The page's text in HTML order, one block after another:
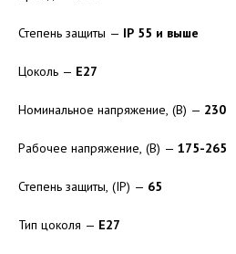
Степень защиты — IP 55 и выше
Цоколь — Е27
Номинальное напряжение, (В) — 230
Рабочее напряжение, (В) — 175-265
Степень защиты, (IP) — 65
Тип цоколя — E27